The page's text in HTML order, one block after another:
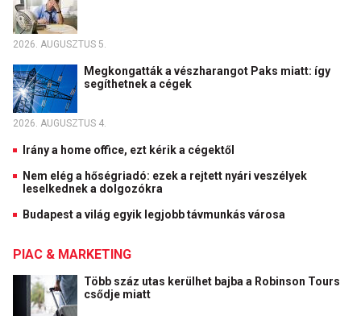
2026. AUGUSZTUS 5.
Megkongatták a vészharangot Paks miatt: így
segíthetnek a cégek
2026. AUGUSZTUS 4.
Irány a home office, ezt kérik a cégektől
Nem elég a hőségriadó: ezek a rejtett nyári veszélyek
leselkednek a dolgozókra
Budapest a világ egyik legjobb távmunkás városa
PIAC & MARKETING
Több száz utas kerülhet bajba a Robinson Tours
csődje miatt